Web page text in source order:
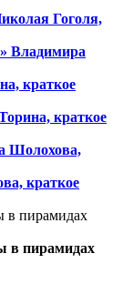
Гоголя,
Владимира
краткое
краткое
Шолохова,
краткое
в пирамидах